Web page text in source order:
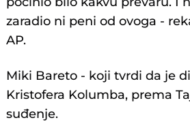
zaradio ni peni od ovoga -
AP.
Miki Bareto - koji tvrdi da je
Kristofera Kolumba, prema
suđenje.